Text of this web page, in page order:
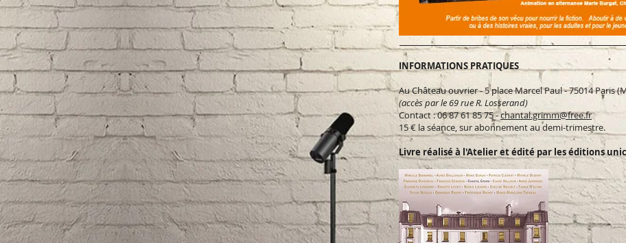
INFORMATIONS PRATIQUES
Au Château ouvrier - 5 place Marcel Paul - 75014 Paris
(accès par le 69 rue R. Losserand)
Contact : 06 87 61 85 75 -chantal.grimm@free.fr
15 € la séance, sur abonnement au demi-trimestre.
Livre réalisé à l'Atelier et édité par les éditions